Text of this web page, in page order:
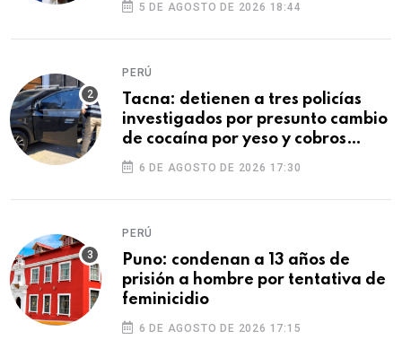
5 DE AGOSTO DE 2026 18:44
PERÚ
Tacna: detienen a tres policías
investigados por presunto cambio
de cocaína por yeso y cobros
ilegales
6 DE AGOSTO DE 2026 17:30
PERÚ
Puno: condenan a 13 años de
prisión a hombre por tentativa de
feminicidio
6 DE AGOSTO DE 2026 17:15